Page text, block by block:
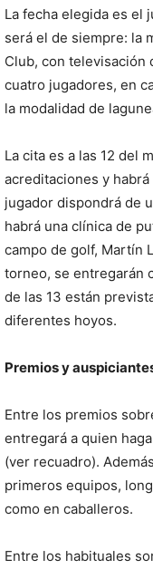
La fecha elegida es el
será el de siempre: la
Club, con televisación
cuatro jugadores, en
la modalidad de
La cita es a las 12 del
acreditaciones y
jugador dispondrá de
habrá una clínica de
campo de golf, Martín
torneo, se entregarán
de las 13 están
diferentes hoyos.
Premios y
Entre los premios
entregará a quien
(ver recuadro).
primeros equipos,
como en caballeros.
Entre los habituales